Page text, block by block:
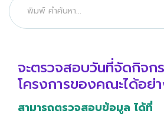
จะตรวจสอบวันที่จัดกิจก
โครงการของคณะได้อย่า
สามารถตรวจสอบข้อมูล ได้ที่